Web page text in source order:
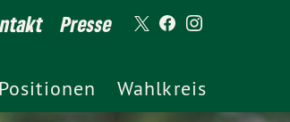
Presse
Positionen Wahlkreis